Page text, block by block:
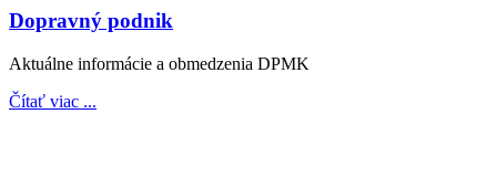
Dopravný podnik
Aktuálne informácie a obmedzenia DPMK
Čítať viac ...